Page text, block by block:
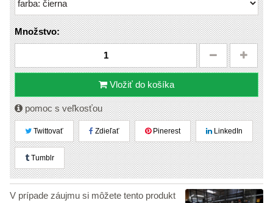
Množstvo:
Vložiť do košíka
pomoc s veľkosťou
Twittovať Zdieľať Pinerest LinkedIn
Tumblr
V prípade záujmu si môžete tento produkt